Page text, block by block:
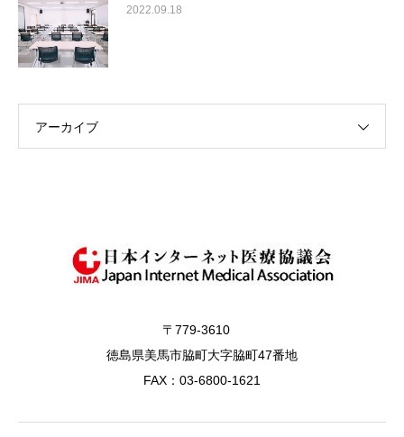
2022.09.18
アーカイブ
〒779-3610
徳島県美馬市脇町大字脇町47番地
FAX：03-6800-1621